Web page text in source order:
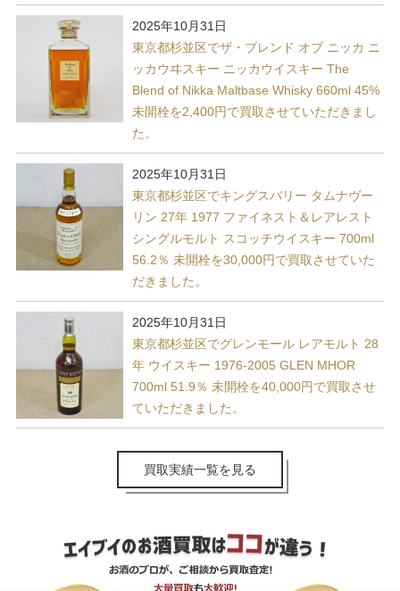
2025年10月31日
東京都杉並区でザ・ブレンド オブ ニッカ ニ
ッカウヰスキー ニッカウイスキー The
Blend of Nikka Maltbase Whisky 660ml 45%
未開栓を2,400円で買取させていただきまし
た。
2025年10月31日
東京都杉並区でキングスバリー タムナヴー
リン 27年 1977 ファイネスト＆レアレスト
シングルモルト スコッチウイスキー 700ml
56.2％ 未開栓を30,000円で買取させていた
だきました。
2025年10月31日
東京都杉並区でグレンモール レアモルト 28
年 ウイスキー 1976-2005 GLEN MHOR
700ml 51.9％ 未開栓を40,000円で買取させ
ていただきました。
買取実績一覧を見る